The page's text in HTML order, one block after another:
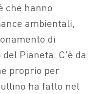
che hanno
ambientali,
di
Pianeta. C’è da
proprio per
ha fatto nel